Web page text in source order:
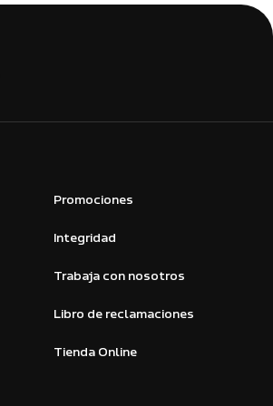
Promociones
Integridad
Trabaja con nosotros
Libro de reclamaciones
Tienda Online